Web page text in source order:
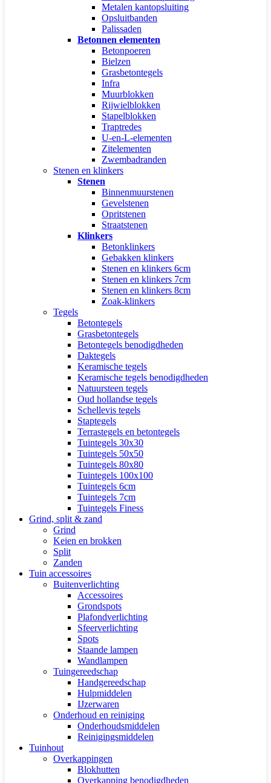
Metalen kantopsluiting
Opsluitbanden
Palissaden
Betonnen elementen
Betonpoeren
Bielzen
Grasbetontegels
Infra
Muurblokken
Rijwielblokken
Stapelblokken
Traptredes
U-en-L-elementen
Zitelementen
Zwembadranden
Stenen en klinkers
Stenen
Binnenmuurstenen
Gevelstenen
Opritstenen
Straatstenen
Klinkers
Betonklinkers
Gebakken klinkers
Stenen en klinkers 6cm
Stenen en klinkers 7cm
Stenen en klinkers 8cm
Zoak-klinkers
Tegels
Betontegels
Grasbetontegels
Betontegels benodigdheden
Daktegels
Keramische tegels
Keramische tegels benodigdheden
Natuursteen tegels
Oud hollandse tegels
Schellevis tegels
Staptegels
Terrastegels en betontegels
Tuintegels 30x30
Tuintegels 50x50
Tuintegels 80x80
Tuintegels 100x100
Tuintegels 6cm
Tuintegels 7cm
Tuintegels Finess
Grind, split & zand
Grind
Keien en brokken
Split
Zanden
Tuin accessoires
Buitenverlichting
Accessoires
Grondspots
Plafondverlichting
Sfeerverlichting
Spots
Staande lampen
Wandlampen
Tuingereedschap
Handgereedschap
Hulpmiddelen
IJzerwaren
Onderhoud en reiniging
Onderhoudsmiddelen
Reinigingsmiddelen
Tuinhout
Overkappingen
Blokhutten
Overkapping benodigdheden